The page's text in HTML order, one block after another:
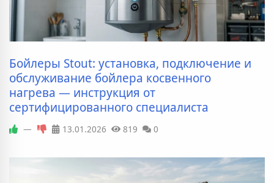
Бойлеры Stout: установка, подключение и
обслуживание бойлера косвенного
нагрева — инструкция от
сертифицированного специалиста
— 13.01.2026 819 0